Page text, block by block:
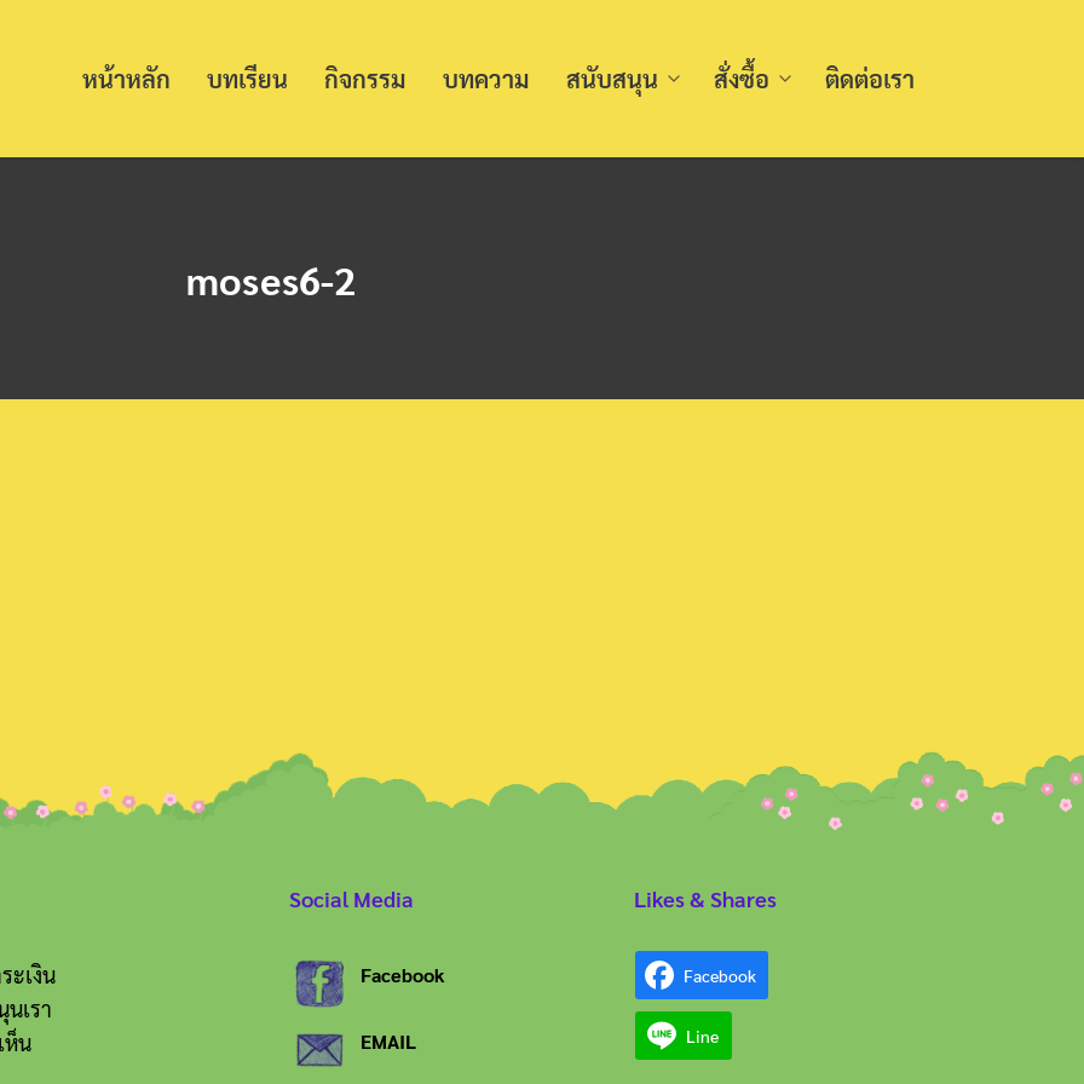
หน้าหลัก บทเรียน กิจกรรม บทความ สนับสนุน สั่งซื้อ ติดต่อเรา
moses6-2
ะเงิน
เรา
ห็น
Social Media
Facebook
EMAIL
Likes & Shares
Facebook
Line